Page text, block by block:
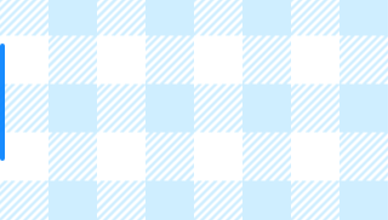
印章、筆、膠紙
Stamp
Chops,
Types